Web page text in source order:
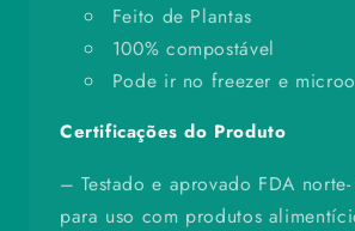
Feito de Plantas
100% compostável
Pode ir no freezer e
Certificações do Produto
– Testado e aprovado FDA
para uso com produtos